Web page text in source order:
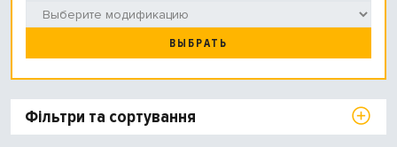
ВЫБРАТЬ
Фільтри та сортування